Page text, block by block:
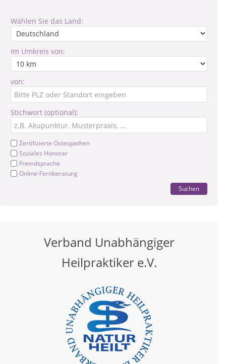
Wählen Sie das Land:
Im Umkreis von:
von:
Stichwort (optional):
Zertifizierte Osteopathen
Soziales Honorar
Fremdsprache
Online-Fernberatung
Suchen
Verband Unabhängiger
Heilpraktiker e.V.